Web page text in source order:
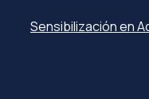
Sensibilización en